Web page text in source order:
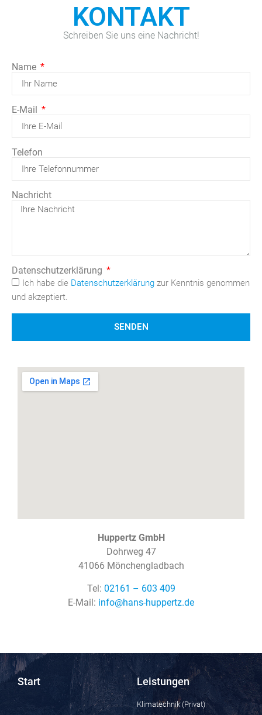
KONTAKT
Schreiben Sie uns eine Nachricht!
Name
E-Mail
Telefon
Nachricht
Datenschutzerklärung
Ich habe die Datenschutzerklärung zur Kenntnis genommen
und akzeptiert.
SENDEN
Huppertz GmbH
Dohrweg 47
41066 Mönchengladbach
Tel: 02161 – 603 409
E-Mail: info@hans-huppertz.de
Start Leistungen
Klimatechnik (Privat)